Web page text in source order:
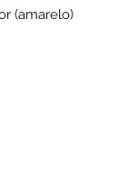
(amarelo)